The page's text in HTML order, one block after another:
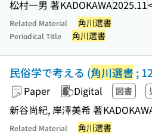
松村一男 著KADOKAWA2025.11
Related Material 角川選書
Periodical Title 角川選書
民俗学で考える (角川選書 ;
Paper Digital 図書
新谷尚紀, 岸澤美希 著
Related Material 角川選書